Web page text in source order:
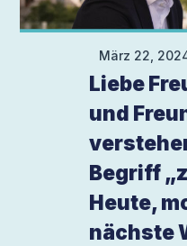
März 22,
Liebe
und
Begriff
Heute,
nächste